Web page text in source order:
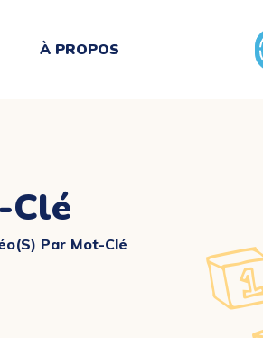
À PROPOS
Par Mot-Clé